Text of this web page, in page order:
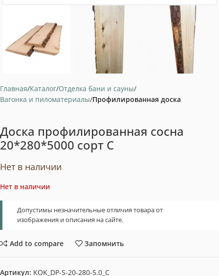
Главная Каталог Отделка бани и сауны
Вагонка и пиломатериалы Профилированная доска
Доска профилированная сосна
20*280*5000 сорт С
Нет в наличии
Нет в наличии
Допустимы незначительные отличия товара от
изображения и описания на сайте.
Add to compare Запомнить
Артикул: KOK_DP-S-20-280-5.0_C